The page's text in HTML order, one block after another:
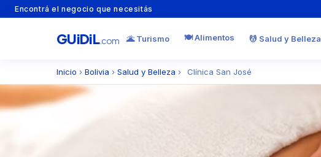
Encontrá el negocio que necesitás
GUiDiL.com 🌋 Turismo 🍽️ Alimentos 💆 Salud y Belleza
Inicio › Bolivia › Salud y Belleza › Clínica San José